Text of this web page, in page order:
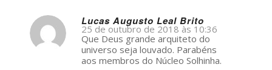
Lucas Augusto Leal Brito
s
ays:
25 de outubro de 2018 às 10:36
Que Deus grande arquiteto do
universo seja louvado. Parabéns
aos membros do Núcleo Solhinha.